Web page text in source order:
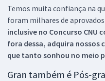
Temos muita confiança na
foram milhares de
inclusive no Concurso CNU
fora dessa, adquira nossos
que tanto sonhou no meio
Gran também é Pós-